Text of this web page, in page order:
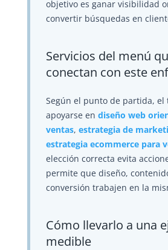
objetivo es ganar visibilidad
convertir búsquedas en
Servicios del menú
conectan con este
Según el punto de partida, el
apoyarse en diseño web
ventas, estrategia de
estrategia ecommerce para
elección correcta evita
permite que diseño,
conversión trabajen en la
Cómo llevarlo a una
medible